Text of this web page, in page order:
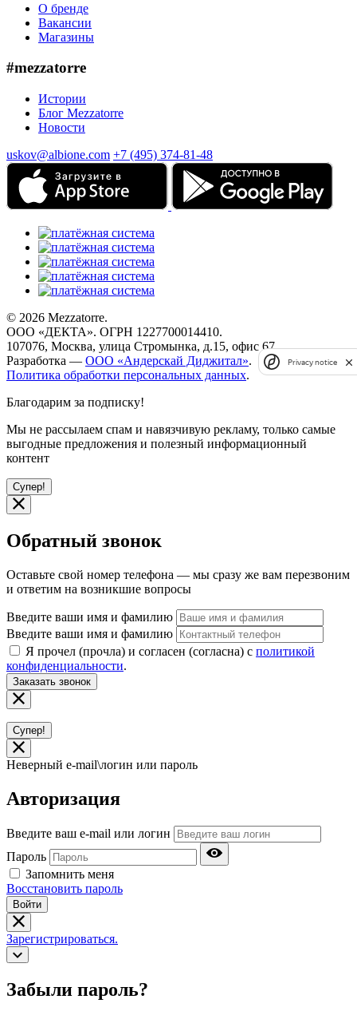
О бренде
Вакансии
Магазины
#mezzatorre
Истории
Блог Mezzatorre
Новости
uskov@albione.com +7 (495) 374-81-48
© 2026 Mezzatorre.
ООО «ДЕКТА». ОГРН 1227700014410.
107076, Москва, улица Стромынка, д.15, офис 67.
Разработка — ООО «Андерскай Диджитал».
Политика обработки персональных данных.
Благодарим за подписку!
Мы не рассылаем спам и навязчивую рекламу, только самые
выгодные предложения и полезный информационный
контент
Супер!
Обратный звонок
Оставьте свой номер телефона — мы сразу же вам перезвоним
и ответим на возникшие вопросы
Введите ваши имя и фамилию
Введите ваши имя и фамилию
Я прочел (прочла) и согласен (согласна) с политикой
конфиденциальности.
Заказать звонок
Супер!
Неверный e-mail\логин или пароль
Авторизация
Введите ваш e-mail или логин
Пароль
Запомнить меня
Восстановить пароль
Войти
Зарегистрироваться.
Забыли пароль?
Privacy notice